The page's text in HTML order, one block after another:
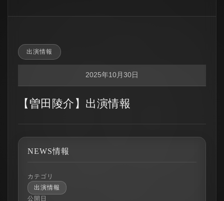
出演情報
2025年10月30日
【曽田陵介】出演情報
NEWS情報
カテゴリ
出演情報
公開日